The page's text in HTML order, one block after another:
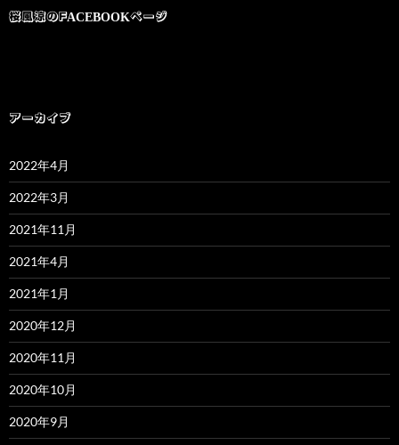
桜風涼のFACEBOOKページ
アーカイブ
2022年4月
2022年3月
2021年11月
2021年4月
2021年1月
2020年12月
2020年11月
2020年10月
2020年9月